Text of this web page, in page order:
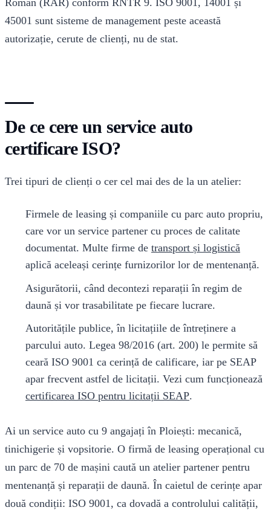
45001 sunt sisteme de management peste această
autorizație, cerute de clienți, nu de stat.
De ce cere un service auto
certificare ISO?
Trei tipuri de clienți o cer cel mai des de la un atelier:
Firmele de leasing și companiile cu parc auto propriu,
care vor un service partener cu proces de calitate
documentat. Multe firme de transport și logistică
aplică aceleași cerințe furnizorilor lor de mentenanță.
Asigurătorii, când decontezi reparații în regim de
daună și vor trasabilitate pe fiecare lucrare.
Autoritățile publice, în licitațiile de întreținere a
parcului auto. Legea 98/2016 (art. 200) le permite să
ceară ISO 9001 ca cerință de calificare, iar pe SEAP
apar frecvent astfel de licitații. Vezi cum funcționează
certificarea ISO pentru licitații SEAP.
Ai un service auto cu 9 angajați în Ploiești: mecanică,
tinichigerie și vopsitorie. O firmă de leasing operațional cu
un parc de 70 de mașini caută un atelier partener pentru
mentenanță și reparații de daună. În caietul de cerințe apar
două condiții: ISO 9001, ca dovadă a controlului calității,